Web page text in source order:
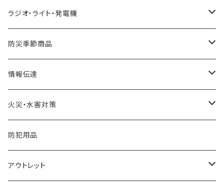
レトルト食品
リゾット
非常食セット
一食ボックス
一食パック
インスタント麺
金具・ストッパー・ワイヤー
落下防止
トイレテント
衛生用品
ずきん・ヘルメット
工具
緊急避難所
テント
リアカー・避難車
担架
簡易ベッド
ラジオ・ライト・発電機
ガソリン缶
ガソリン携行缶
発電機
充電器・電池
防災季節商品
寒さ対策
暑さ・熱中症対策
情報伝達
メモ
メガホン・拡声器
火災・水害対策
ボート
防犯用品
アウトレット